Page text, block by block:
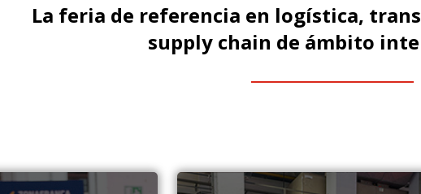
La feria de referencia en logística,
supply chain de ámbito